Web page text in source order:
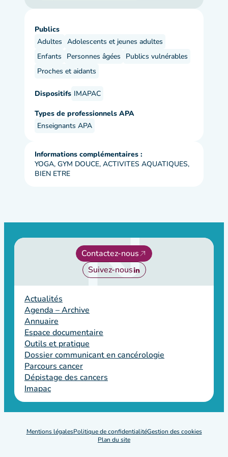
Publics
Adultes Adolescents et jeunes adultes
Enfants
Personnes âgées
Publics vulnérables
Proches et aidants
Dispositifs IMAPAC
Types de professionnels APA
Enseignants APA
Informations complémentaires :
YOGA, GYM DOUCE, ACTIVITES AQUATIQUES,
BIEN ETRE
Contactez-nous
Suivez-nous
Actualités
Agenda – Archive
Annuaire
Espace documentaire
Outils et pratique
Dossier communicant en cancérologie
Parcours cancer
Dépistage des cancers
Imapac
Mentions légalesPolitique de confidentialitéGestion des cookies
Plan du site